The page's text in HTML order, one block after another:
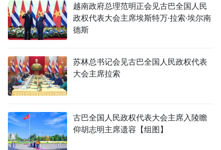
旅游
史海
图表新闻
越南政府总理范明正会见古巴全国人民
政权代表大会主席埃斯特万·拉索·埃尔南
德斯
苏林总书记会见古巴全国人民政权代表
大会主席拉索
古巴全国人民政权代表大会主席入陵瞻
仰胡志明主席遗容【组图】